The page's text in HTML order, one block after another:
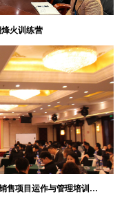
火训练营
售项目运作与管理培训圆